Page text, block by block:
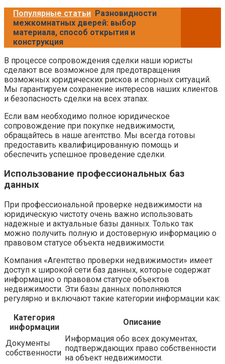
Популярные статьи Разновидности
межкомнатных дверей: выбор
материала, способ открытия и
конструкция
В процессе сопровождения сделки наши юристы
сделают все возможное для предотвращения
возможных юридических рисков и спорных ситуаций.
Мы гарантируем сохранение интересов наших клиентов
и безопасность сделки на всех этапах.
Если вам необходимо полное юридическое
сопровождение при покупке недвижимости,
обращайтесь в наше агентство. Мы всегда готовы
предоставить квалифицированную помощь и
обеспечить успешное проведение сделки.
Использование профессиональных баз
данных
При профессиональной проверке недвижимости на
юридическую чистоту очень важно использовать
надежные и актуальные базы данных. Только так
можно получить полную и достоверную информацию о
правовом статусе объекта недвижимости.
Компания «Агентство проверки недвижимости» имеет
доступ к широкой сети баз данных, которые содержат
информацию о правовом статусе объектов
недвижимости. Эти базы данных пополняются
регулярно и включают такие категории информации как:
Категория
информации
Описание
Документы
собственности
Информация обо всех документах,
подтверждающих право собственности
на объект недвижимости.